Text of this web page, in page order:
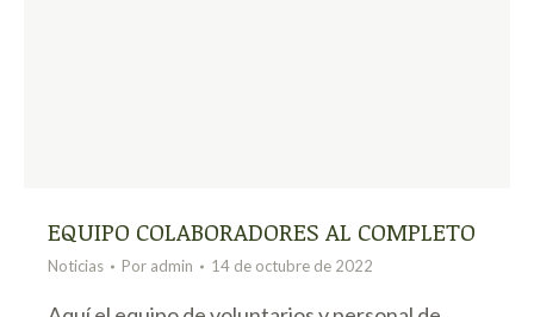
EQUIPO COLABORADORES AL COMPLETO
Noticias Por admin 14 de octubre de 2022